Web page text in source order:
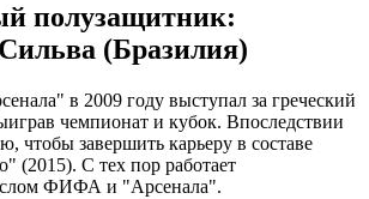
полузащитник:
(Бразилия)
в 2009 году выступал за греческий
чемпионат и кубок. Впоследствии
чтобы завершить карьеру в составе
(2015). С тех пор работает
ФИФА и "Арсенала".